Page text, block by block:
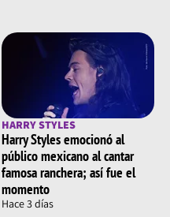
HARRY STYLES
Harry Styles emocionó al
público mexicano al cantar
famosa ranchera; así fue el
momento
Hace 3 días